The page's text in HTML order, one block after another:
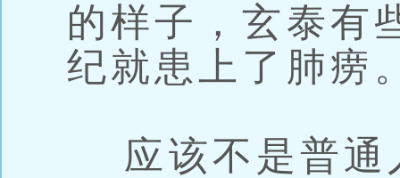
的样子，玄泰有
纪就患上了肺痨
应该不是普通